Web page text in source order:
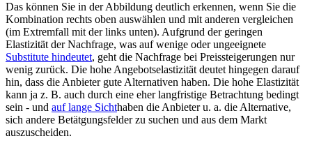
Das können Sie in der Abbildung deutlich erkennen, wenn Sie die
Kombination rechts oben auswählen und mit anderen vergleichen
(im Extremfall mit der links unten). Aufgrund der geringen
Elastizität der Nachfrage, was auf wenige oder ungeeignete
Substitute hindeutet, geht die Nachfrage bei Preissteigerungen nur
wenig zurück. Die hohe Angebotselastizität deutet hingegen darauf
hin, dass die Anbieter gute Alternativen haben. Die hohe Elastizität
kann ja z. B. auch durch eine eher langfristige Betrachtung bedingt
sein - und auf lange Sichthaben die Anbieter u. a. die Alternative,
sich andere Betätgungsfelder zu suchen und aus dem Markt
auszuscheiden.